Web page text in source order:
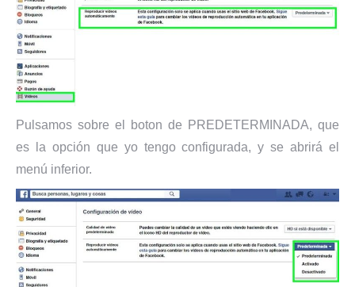
Pulsamos sobre el boton de PREDETERMINADA, que
es la opción que yo tengo configurada, y se abrirá el
menú inferior.